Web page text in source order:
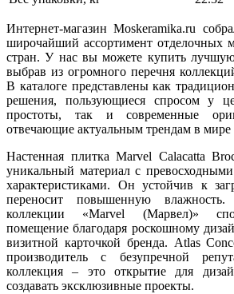
Интернет-магазин Moskeramika.ru
широчайший ассортимент отделочных
стран. У нас вы можете купить
выбрав из огромного перечня
В каталоге представлены как
решения, пользующиеся спросом у
простоты, так и современные
отвечающие актуальным трендам в мире
Настенная плитка Marvel Calacatta
уникальный материал с
характеристиками. Он устойчив к
переносит повышенную
коллекции «Marvel (Марвел)»
помещение благодаря роскошному
визитной карточкой бренда. Atlas
производитель с безупречной
коллекция – это открытие для
создавать эксклюзивные проекты.